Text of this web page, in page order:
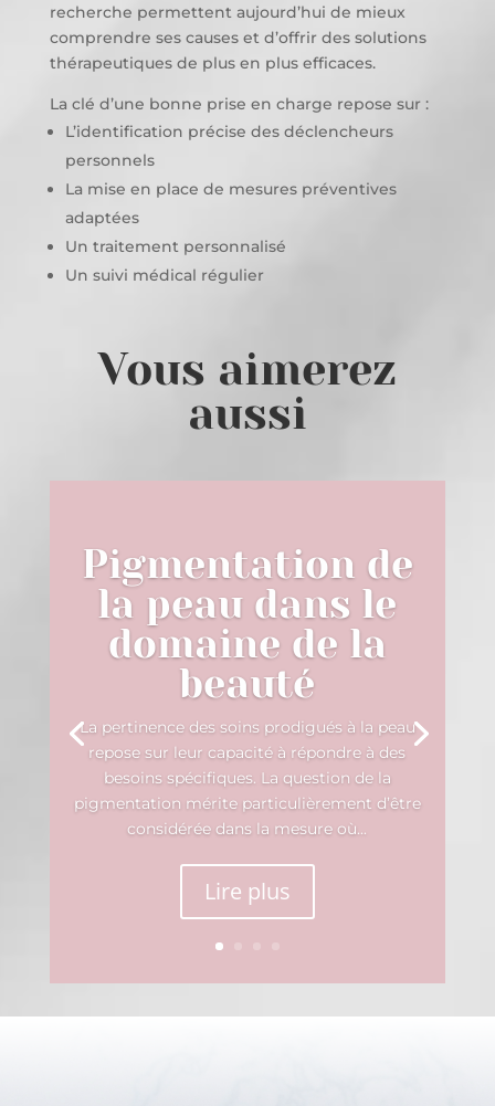
recherche permettent aujourd’hui de mieux
comprendre ses causes et d’offrir des solutions
thérapeutiques de plus en plus efficaces.
La clé d’une bonne prise en charge repose sur :
L’identification précise des déclencheurs
personnels
La mise en place de mesures préventives
adaptées
Un traitement personnalisé
Un suivi médical régulier
Vous aimerez
aussi
Pigmentation de
la peau dans le
domaine de la
beauté
La pertinence des soins prodigués à la peau
repose sur leur capacité à répondre à des
besoins spécifiques. La question de la
pigmentation mérite particulièrement d’être
considérée dans la mesure où...
Lire plus